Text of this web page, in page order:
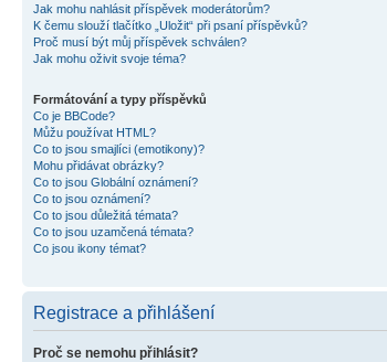
Jak mohu nahlásit příspěvek moderátorům?
K čemu slouží tlačítko „Uložit“ při psaní příspěvků?
Proč musí být můj příspěvek schválen?
Jak mohu oživit svoje téma?
Formátování a typy příspěvků
Co je BBCode?
Můžu používat HTML?
Co to jsou smajlíci (emotikony)?
Mohu přidávat obrázky?
Co to jsou Globální oznámení?
Co to jsou oznámení?
Co to jsou důležitá témata?
Co to jsou uzamčená témata?
Co jsou ikony témat?
Registrace a přihlášení
Proč se nemohu přihlásit?